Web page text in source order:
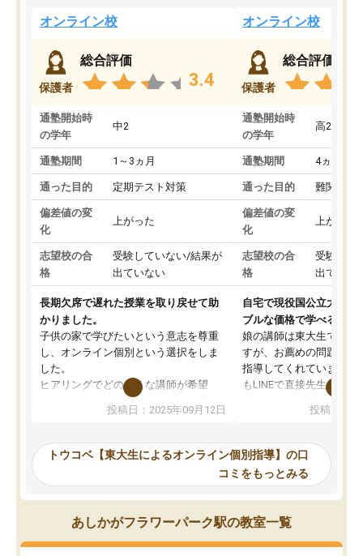
オンライン校
保護者
総合評価
3.4
通塾開始時
の学年
中2
通塾期間 1～3ヵ月
通った目的 定期テスト対策
偏差値の変
化
上がった
志望校の合
格
受験していない/結果が
出ていない
長期欠席で遅れた授業を取り戻せて助
かりました。
子供の家で学びたいという意志を尊重
し、オンライン個別という選択をしま
した。
ヒアリングでどのような講師が希望
か、オプションは付帯するかなど選ぶ
事が出来ました。
ーティングを行い、その講師で良いか
見てから講師を決定する事ができま
す。
うちの子は、初回面談の講師の方で決
定しました。
投稿日：2025年09月12日
オンライン校
保護者
総合評価
通塾開始時
の学年
高2
通塾期間 4ヵ月～1
通った目的 難関私立
偏差値の変
化
上がった
志望校の合
格
受験して
出ていな
自宅で現役国公立大学生
ブルな価格で学べる
娘の講師は東大生では無
すが、お薦めの問題集や
指導してくれています。
もLINEで直接先生に質問
めれるので、個人に合
いなのがあり(有料)、受
ことをどんなスケジュー
くか相談したのですが、
ち期待したものではなく
内容でした。それでも明
やる気も出ましたし、苦
くなってきたようなので
投稿日：
トウコベ【東大生によるオンライン個別指導】の口
コミをもっとみる
あしかがフラワーパーク駅の教室一覧